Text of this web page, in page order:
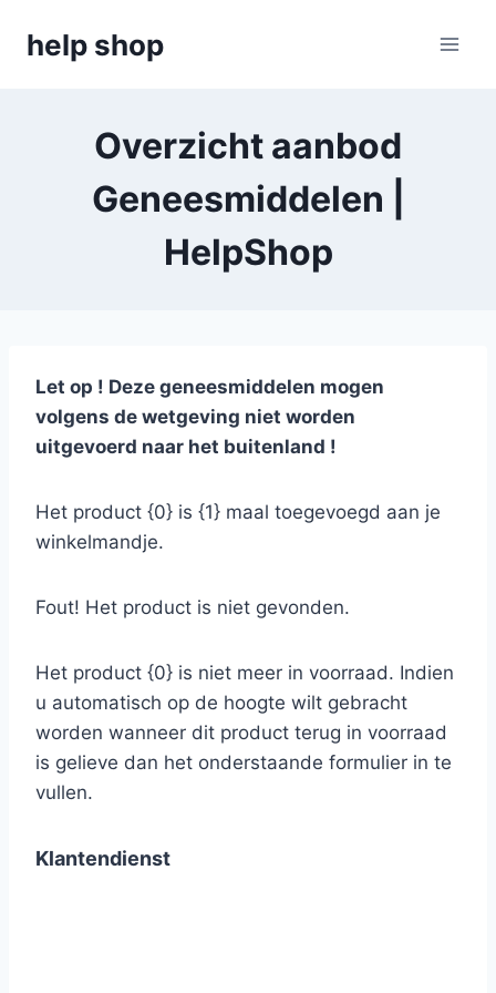
naarhelp shop
Overzicht aanbod
Geneesmiddelen |
HelpShop
Let op ! Deze geneesmiddelen mogen
volgens de wetgeving niet worden
uitgevoerd naar het buitenland !
Het product {0} is {1} maal toegevoegd aan je
winkelmandje.
Fout! Het product is niet gevonden.
Het product {0} is niet meer in voorraad. Indien
u automatisch op de hoogte wilt gebracht
worden wanneer dit product terug in voorraad
is gelieve dan het onderstaande formulier in te
vullen.
Klantendienst